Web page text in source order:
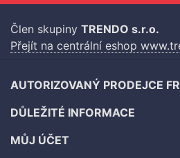
Člen skupiny TRENDO s.r.o.
Přejít na centrální eshop
AUTORIZOVANÝ PRODEJCE
DŮLEŽITÉ INFORMACE
MŮJ ÚČET